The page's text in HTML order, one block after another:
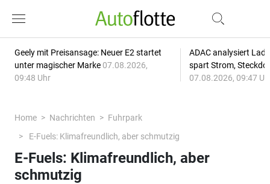
Geely mit Preisansage: Neuer E2 startet
unter magischer Marke 07.08.2026,
09:48 Uhr
ADAC analysiert
spart Strom,
07.08.2026, 09:47
Home Nachrichten
Fuhrpark
E-Fuels: Klimafreundlich, aber schmutzig
E-Fuels: Klimafreundlich, aber
schmutzig